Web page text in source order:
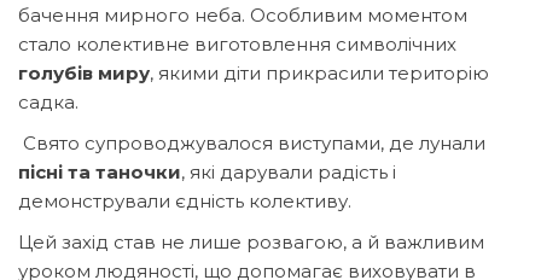
бачення мирного неба. Особливим моментом
стало колективне виготовлення символічних
голубів миру, якими діти прикрасили територію
садка.
Свято супроводжувалося виступами, де лунали
пісні та таночки, які дарували радість і
демонстрували єдність колективу.
Цей захід став не лише розвагою, а й важливим
уроком людяності, що допомагає виховувати в